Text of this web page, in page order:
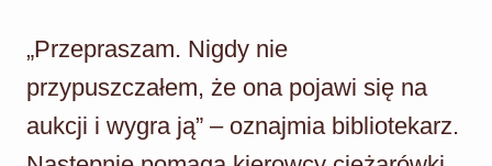
„Przepraszam. Nigdy nie
przypuszczałem, że ona pojawi się na
aukcji i wygra ją” – oznajmia bibliotekarz.